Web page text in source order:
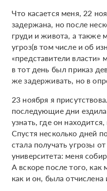
Что касается меня, 22
задержана, но после
груди и живота, а также
угроз(в том числе и об
«представители власти»
в тот день был приказ
же задерживать, но в
23 ноября я
последующие дни
узнать, где он
Спустя несколько дней
стала получать угрозы
университета: меня
А вскоре после того,
как и он, была отчислена